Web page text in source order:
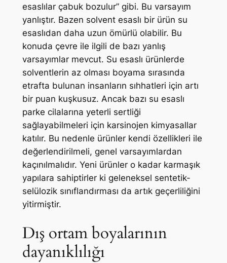
esaslılar çabuk bozulur” gibi. Bu varsayım
yanlıştır. Bazen solvent esaslı bir ürün su
esaslıdan daha uzun ömürlü olabilir. Bu
konuda çevre ile ilgili de bazı yanlış
varsayımlar mevcut. Su esaslı ürünlerde
solventlerin az olması boyama sırasında
etrafta bulunan insanların sıhhatleri için artı
bir puan kuşkusuz. Ancak bazı su esaslı
parke cilalarına yeterli sertliği
sağlayabilmeleri için karsinojen kimyasallar
katılır. Bu nedenle ürünler kendi özellikleri ile
değerlendirilmeli, genel varsayımlardan
kaçınılmalıdır. Yeni ürünler o kadar karmaşık
yapılara sahiptirler ki geleneksel sentetik-
selülozik sınıflandırması da artık geçerliliğini
yitirmiştir.
Dış ortam boyalarının
dayanıklılığı